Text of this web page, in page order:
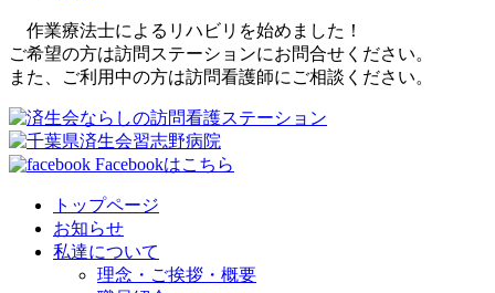
作業療法士によるリハビリを始めました！
ご希望の方は訪問ステーションにお問合せください。
また、ご利用中の方は訪問看護師にご相談ください。
Facebookはこちら
トップページ
お知らせ
私達について
理念・ご挨拶・概要